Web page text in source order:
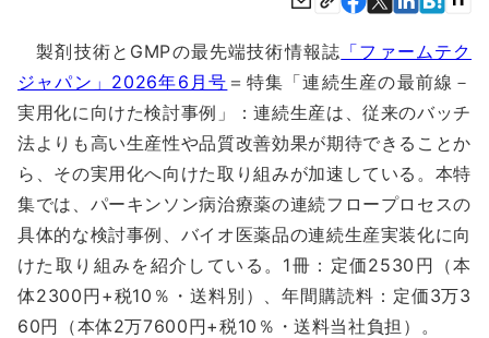
動
製剤技術とGMPの最先端技術情報誌 「ファームテク
ジャパン」2026年6月号 ＝特集「連続生産の最前線－
実用化に向けた検討事例」：連続生産は、従来のバッチ
法よりも高い生産性や品質改善効果が期待できることか
ら、その実用化へ向けた取り組みが加速している。本特
集では、パーキンソン病治療薬の連続フロープロセスの
具体的な検討事例、バイオ医薬品の連続生産実装化に向
けた取り組みを紹介している。1冊：定価2530円（本
体2300円+税10％・送料別）、年間購読料：定価3万3
60円（本体2万7600円+税10％・送料当社負担）。